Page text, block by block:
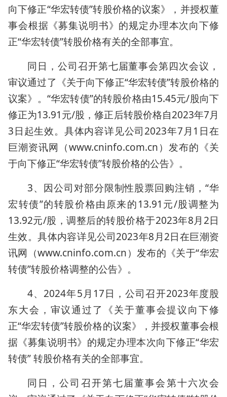
向下修正“华宏转债”转股价格的议案》，并授权董
事会根据《募集说明书》的规定办理本次向下修
正“华宏转债”转股价格有关的全部事宜。
同日，公司召开第七届董事会第四次会议，
审议通过了《关于向下修正“华宏转债”转股价格的
议案》。“华宏转债”的转股价格由15.45元/股向下
修正为13.91元/股，修正后转股价格自2023年7月
3日起生效。具体内容详见公司2023年7月1日在
巨潮资讯网（www.cninfo.com.cn）发布的《关
于向下修正“华宏转债”转股价格的公告》。
3、因公司对部分限制性股票回购注销，“华
宏转债”的转股价格由原来的13.91元/股调整为
13.92元/股，调整后的转股价格于2023年8月2日
生效。具体内容详见公司2023年8月2日在巨潮资
讯网（www.cninfo.com.cn）发布的《关于“华宏
转债”转股价格调整的公告》。
4、2024年5月17日，公司召开2023年度股
东大会，审议通过了《关于董事会提议向下修
正“华宏转债”转股价格的议案》，并授权董事会根
据《募集说明书》的规定办理本次向下修正“华宏
转债” 转股价格有关的全部事宜。
同日，公司召开第七届董事会第十六次会